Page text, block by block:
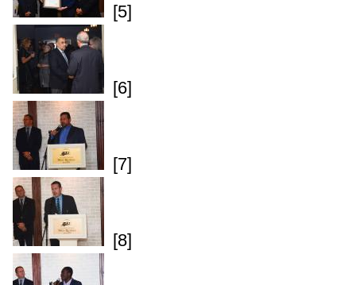
[5]
[6]
[7]
[8]